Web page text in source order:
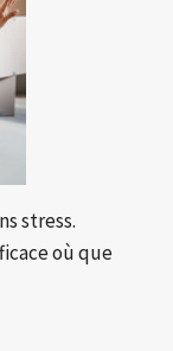
stress.
où que